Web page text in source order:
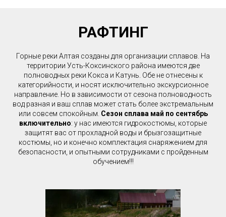
РАФТИНГ
Горные реки Алтая созданы для организации сплавов. На
территории Усть-Коксинского района имеются две
полноводных реки Кокса и Катунь. Обе не отнесены к
категорийности, и носят исключительно экскурсионное
направление. Но в зависимости от сезона полноводность
вод разная и ваш сплав может стать более экстремальным
или совсем спокойным. Сезон сплава май по сентябрь
включительно: у нас имеются гидрокостюмы, которые
защитят вас от прохладной воды и брызгозащитные
костюмы, но и конечно комплектация снаряжением для
безопасности, и опытными сотрудниками с пройденным
обучением!!!